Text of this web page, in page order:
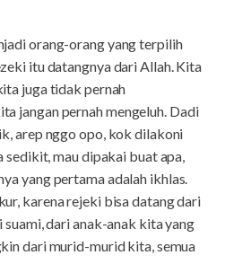
orang-orang yang terpilih
itu datangnya dari Allah. Kita
juga tidak pernah
jangan pernah mengeluh. Dadi
arep nggo opo, kok dilakoni
mau dipakai buat apa,
yang pertama adalah ikhlas.
karena rejeki bisa datang dari
suami, dari anak-anak kita yang
dari murid-murid kita, semua